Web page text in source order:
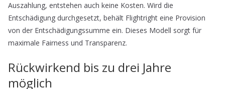
Auszahlung, entstehen auch keine Kosten. Wird die
Entschädigung durchgesetzt, behält Flightright eine Provision
von der Entschädigungssumme ein. Dieses Modell sorgt für
maximale Fairness und Transparenz.
Rückwirkend bis zu drei Jahre
möglich